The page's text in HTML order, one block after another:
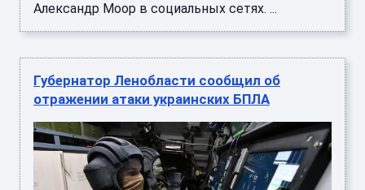
Александр Моор в социальных сетях. ...
Губернатор Ленобласти сообщил об
отражении атаки украинских БПЛА